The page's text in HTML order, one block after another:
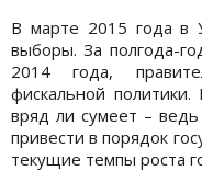
В марте 2015 года в
выборы. За полгода-
2014 года,
фискальной
вряд ли сумеет –
привести в порядок
текущие темпы роста